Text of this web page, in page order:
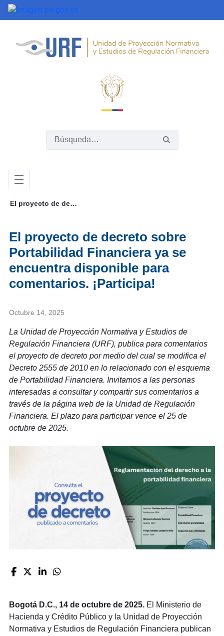
Saltar al contenido principal
El proyecto de decreto sobre Portabilidad Financiera ya se encuentra disponible para comentarios. ¡Participa!
El proyecto de decreto sobre
Portabilidad Financiera ya se
encuentra disponible para
comentarios. ¡Participa!
Octubre 14, 2025
La Unidad de Proyección Normativa y Estudios de
Regulación Financiera (URF), publica para comentarios
el proyecto de decreto por medio del cual se modifica el
Decreto 2555 de 2010 en lo relacionado con el esquema
de Portabilidad Financiera. Invitamos a las personas
interesadas a consultar y compartir sus comentarios a
través de la página web de la Unidad de Regulación
Financiera. El plazo para participar vence el 25 de
octubre de 2025.
Bogotá D.C., 14 de octubre de 2025. El Ministerio de
Hacienda y Crédito Público y la Unidad de Proyección
Normativa y Estudios de Regulación Financiera publican